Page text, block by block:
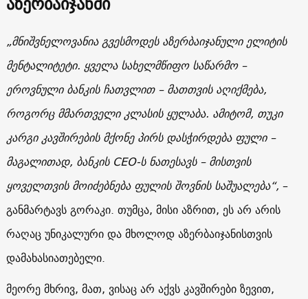
„მნიშვნელოვანია გვესმოდეს აზერბაიჯანული ელიტის
მენტალიტეტი. ყველა სახელმწიფო საწარმო –
ეროვნული ბანკის ჩათვლით – მათთვის აღიქმება,
როგორც მმართველი კლასის ყულაბა. ამიტომ, თუკი
კარგი კავშირების მქონე პირს დასჭირდება ფული –
მაგალითად, ბანკის CEO-ს ნათესავს – მისთვის
ყოველთვის მოიძებნება ფულის შოვნის საშუალება“, –
განმარტავს გორაკი. თუმცა, მისი აზრით, ეს არ არის
რაღაც უნიკალური და მხოლოდ აზერბაიჯანისთვის
დამახასიათებელი.
მეორე მხრივ, მათ, ვისაც არ აქვს კავშირები ზევით,